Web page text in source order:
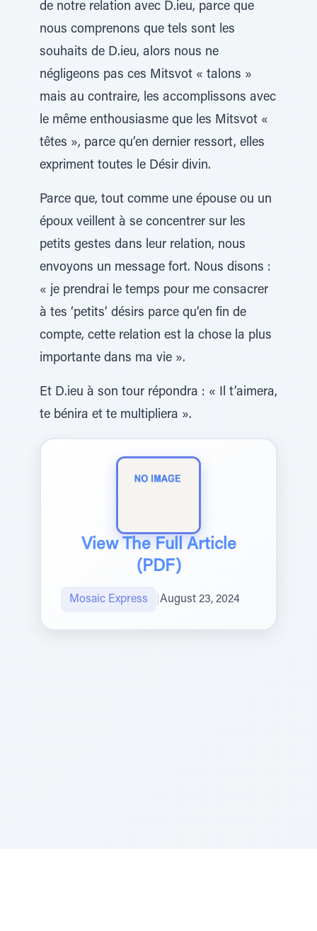
de notre relation avec D.ieu, parce que
nous comprenons que tels sont les
souhaits de D.ieu, alors nous ne
négligeons pas ces Mitsvot « talons »
mais au contraire, les accomplissons avec
le même enthousiasme que les Mitsvot «
têtes », parce qu’en dernier ressort, elles
expriment toutes le Désir divin.
Parce que, tout comme une épouse ou un
époux veillent à se concentrer sur les
petits gestes dans leur relation, nous
envoyons un message fort. Nous disons :
« je prendrai le temps pour me consacrer
à tes ‘petits’ désirs parce qu’en fin de
compte, cette relation est la chose la plus
importante dans ma vie ».
Et D.ieu à son tour répondra : « Il t’aimera,
te bénira et te multipliera ».
View The Full Article
(PDF)
Mosaic Express August 23, 2024